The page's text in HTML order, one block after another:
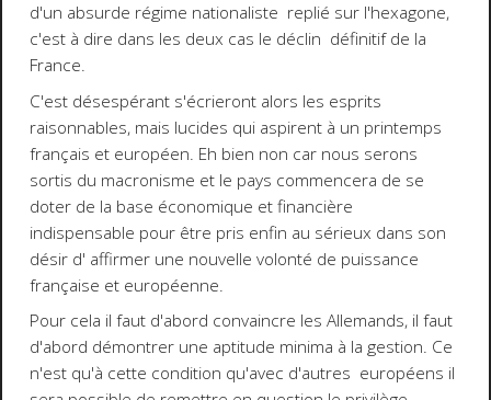
d'un absurde régime nationaliste replié sur l'hexagone,
c'est à dire dans les deux cas le déclin définitif de la
France.
C'est désespérant s'écrieront alors les esprits
raisonnables, mais lucides qui aspirent à un printemps
français et européen. Eh bien non car nous serons
sortis du macronisme et le pays commencera de se
doter de la base économique et financière
indispensable pour être pris enfin au sérieux dans son
désir d' affirmer une nouvelle volonté de puissance
française et européenne.
Pour cela il faut d'abord convaincre les Allemands, il faut
d'abord démontrer une aptitude minima à la gestion. Ce
n'est qu'à cette condition qu'avec d'autres européens il